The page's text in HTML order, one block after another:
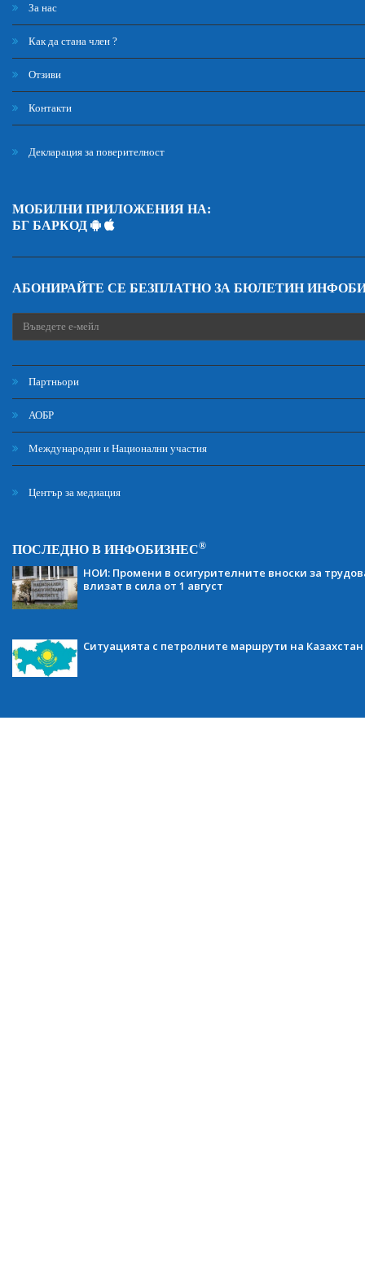
За нас
Как да стана член ?
Отзиви
Контакти
Декларация за поверителност
МОБИЛНИ ПРИЛОЖЕНИЯ НА:
БГ БАРКОД
АБОНИРАЙТЕ СЕ БЕЗПЛАТНО ЗА БЮЛЕТИН
Партньори
АОБР
Международни и Национални участия
Център за медиация
ПОСЛЕДНО В ИНФОБИЗНЕС®
НОИ: Промени в осигурителните вноски за
влизат в сила от 1 август
Ситуацията с петролните маршрути на Казахстан